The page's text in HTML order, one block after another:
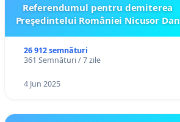
Referendumul pentru demiterea
Preşedintelui României Nicusor Dan
26 912 semnături
361 Semnături / 7 zile
4 Jun 2025